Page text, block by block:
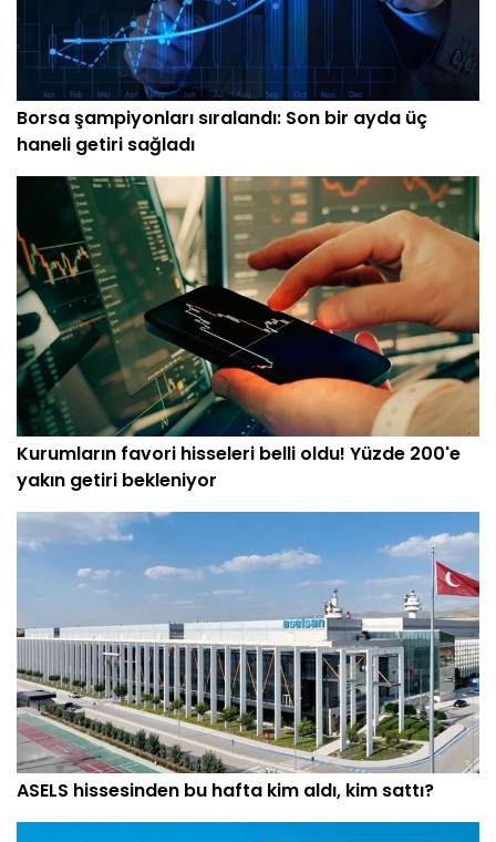
Borsa şampiyonları sıralandı: Son bir ayda üç
haneli getiri sağladı
Kurumların favori hisseleri belli oldu! Yüzde 200'e
yakın getiri bekleniyor
ASELS hissesinden bu hafta kim aldı, kim sattı?